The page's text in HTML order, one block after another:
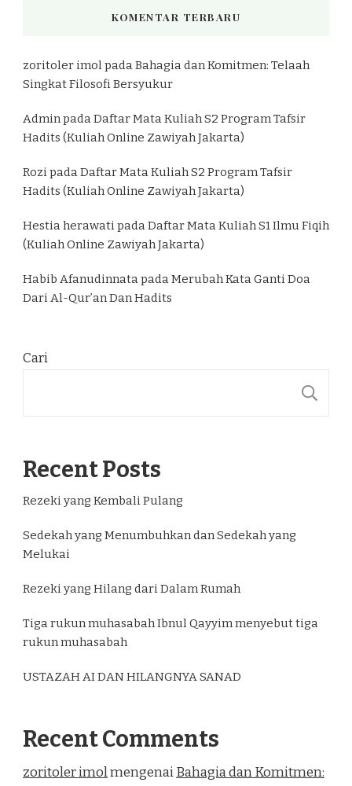
KOMENTAR TERBARU
zoritoler imolpadaBahagia dan Komitmen: Telaah
Singkat Filosofi Bersyukur
AdminpadaDaftar Mata Kuliah S2 Program Tafsir
Hadits (Kuliah Online Zawiyah Jakarta)
RozipadaDaftar Mata Kuliah S2 Program Tafsir
Hadits (Kuliah Online Zawiyah Jakarta)
Hestia herawatipadaDaftar Mata Kuliah S1 Ilmu Fiqih
(Kuliah Online Zawiyah Jakarta)
Habib AfanudinnatapadaMerubah Kata Ganti Doa
Dari Al-Qur’an Dan Hadits
Cari
Recent Posts
Rezeki yang Kembali Pulang
Sedekah yang Menumbuhkan dan Sedekah yang
Melukai
Rezeki yang Hilang dari Dalam Rumah
Tiga rukun muhasabah Ibnul Qayyim menyebut tiga
rukun muhasabah
USTAZAH AI DAN HILANGNYA SANAD
Recent Comments
zoritoler imolmengenaiBahagia dan Komitmen: